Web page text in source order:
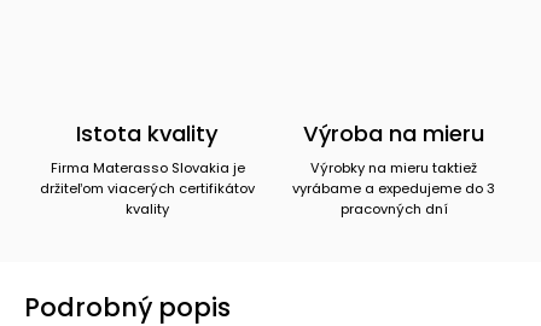
Istota kvality
Firma Materasso Slovakia je
držiteľom viacerých certifikátov
kvality
Výroba na mieru
Výrobky na mieru taktiež
vyrábame a expedujeme do 3
pracovných dní
Podrobný popis